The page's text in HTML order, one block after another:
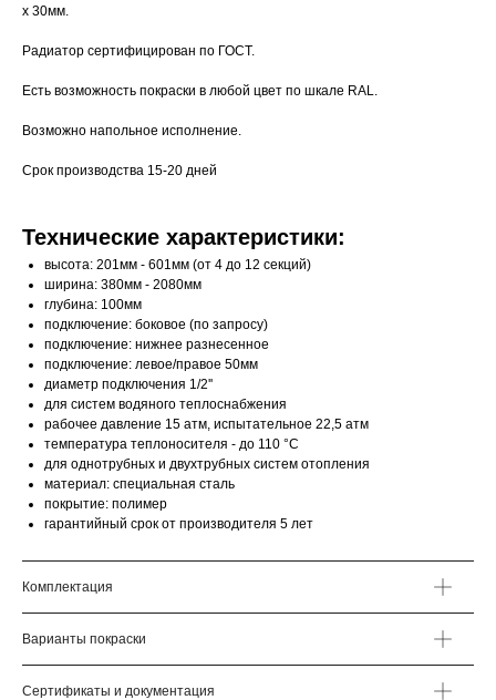
х 30мм.
Радиатор сертифицирован по ГОСТ.
Есть возможность покраски в любой цвет по шкале RAL.
Возможно напольное исполнение.
Срок производства 15-20 дней
Технические характеристики:
высота: 201мм - 601мм (от 4 до 12 секций)
ширина: 380мм - 2080мм
глубина: 100мм
подключение: боковое (по запросу)
подключение: нижнее разнесенное
подключение: левое/правое 50мм
диаметр подключения 1/2''
для систем водяного теплоснабжения
рабочее давление 15 атм, испытательное 22,5 атм
температура теплоносителя - до 110 °С
для однотрубных и двухтрубных систем отопления
материал: специальная сталь
покрытие: полимер
гарантийный срок от производителя 5 лет
Комплектация
Варианты покраски
Сертификаты и документация